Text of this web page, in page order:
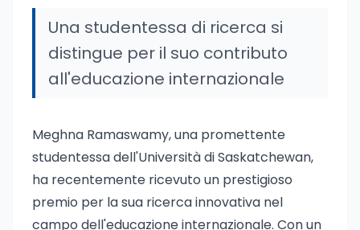
Una studentessa di ricerca si
distingue per il suo contributo
all'educazione internazionale
Meghna Ramaswamy, una promettente
studentessa dell'Università di Saskatchewan,
ha recentemente ricevuto un prestigioso
premio per la sua ricerca innovativa nel
campo dell'educazione internazionale. Con un